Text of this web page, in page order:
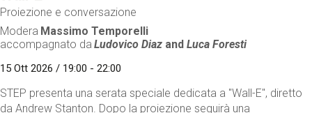
Proiezione e conversazione
Modera Massimo Temporelli
accompagnato da Ludovico Diaz andLuca Foresti
15 Ott 2026 / 19:00 - 22:00
STEP presenta una serata speciale dedicata a "Wall-E", diretto
da Andrew Stanton. Dopo la proiezione seguirà una